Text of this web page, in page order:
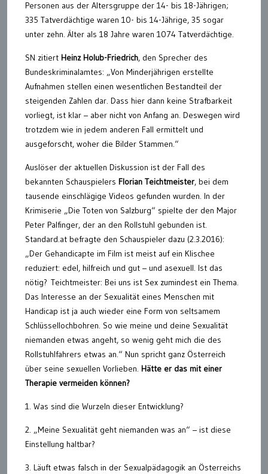
Personen aus der Altersgruppe der 14- bis 18-Jährigen;
335 Tatverdächtige waren 10- bis 14-Jährige, 35 sogar
unter zehn. Älter als 18 Jahre waren 1074 Tatverdächtige.
SN zitiert Heinz Holub-Friedrich, den Sprecher des
Bundeskriminalamtes: „Von Minderjährigen erstellte
Aufnahmen stellen einen wesentlichen Bestandteil der
steigenden Zahlen dar. Dass hier dann keine Strafbarkeit
vorliegt, ist klar – aber nicht von Anfang an. Deswegen wird
trotzdem wie in jedem anderen Fall ermittelt und
ausgeforscht, woher die Bilder Stammen.“
Auslöser der aktuellen Diskussion ist der Fall des
bekannten Schauspielers Florian Teichtmeister, bei dem
tausende einschlägige Videos gefunden wurden. In der
Krimiserie „Die Toten von Salzburg“ spielte der den Major
Peter Palfinger, der an den Rollstuhl gebunden ist.
Standard.at befragte den Schauspieler dazu (2.3.2016):
„Der Gehandicapte im Film ist meist auf ein Klischee
reduziert: edel, hilfreich und gut – und asexuell. Ist das
nötig? Teichtmeister: Bei uns ist Sex zumindest ein Thema.
Das Interesse an der Sexualität eines Menschen mit
Handicap ist ja auch wieder eine Form von seltsamem
Schlüssellochbohren. So wie meine und deine Sexualität
niemanden etwas angeht, so wenig geht mich die des
Rollstuhlfahrers etwas an.“ Nun spricht ganz Österreich
über seine sexuellen Vorlieben. Hätte er das mit einer
Therapie vermeiden können?
1. Was sind die Wurzeln dieser Entwicklung?
2. „Meine Sexualität geht niemanden was an“ – ist diese
Einstellung haltbar?
3. Läuft etwas falsch in der Sexualpädagogik an Österreichs